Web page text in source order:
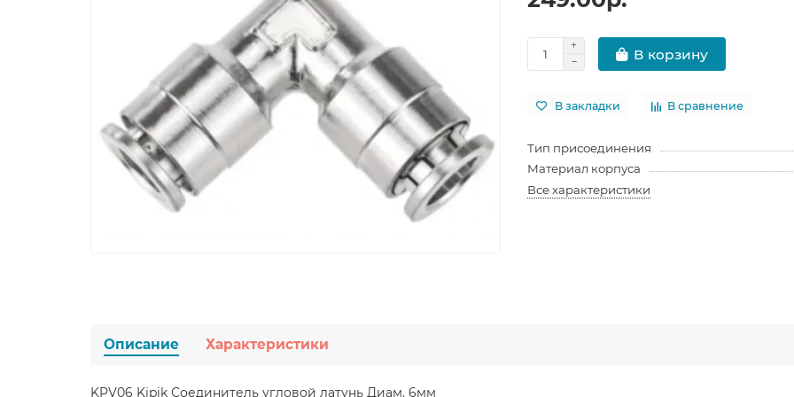
В корзину
В закладки В сравнение
Тип присоединения
Материал корпуса
Все характеристики
Описание Характеристики
KPV06 Kipik Соединитель угловой латунь Диам. 6мм